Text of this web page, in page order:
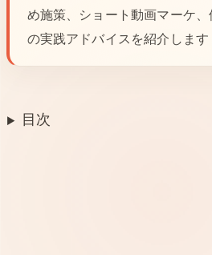
め施策、ショート動画マーケ
の実践アドバイスを紹介します
目次